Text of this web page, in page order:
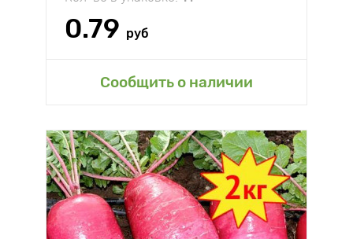
0.79 руб
Сообщить о наличии